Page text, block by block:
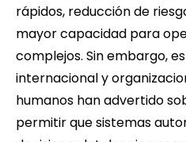
rápidos, reducción de
mayor capacidad para
complejos. Sin embargo,
internacional y
humanos han advertido
permitir que sistemas